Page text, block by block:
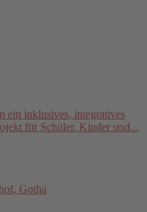
ein inklusives, integratives
für Schüler. Kinder und...
Gotha